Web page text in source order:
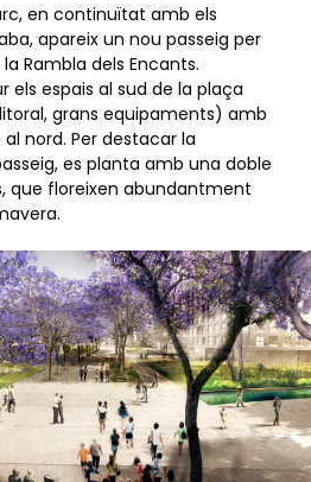
en continuïtat amb els
apareix un nou passeig per
Rambla dels Encants.
espais al sud de la plaça
grans equipaments) amb
al nord. Per destacar la
es planta amb una doble
que floreixen abundantment